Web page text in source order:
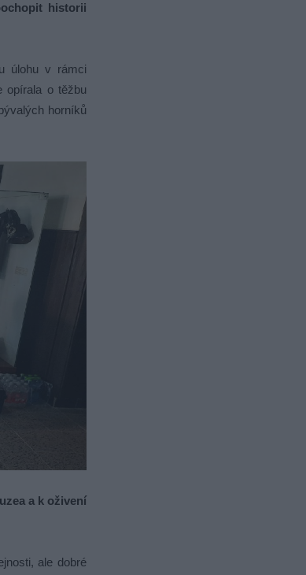
historii
úlohu v rámci
opírala o těžbu
horníků
a k oživení
ale dobré